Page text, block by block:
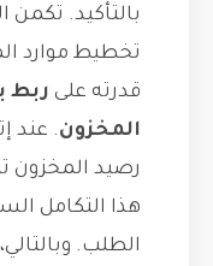
بالتأكيد. تكمن
قدرته على ربط
المخزون. عند
رصيد المخزون
هذا التكامل
الطلب.